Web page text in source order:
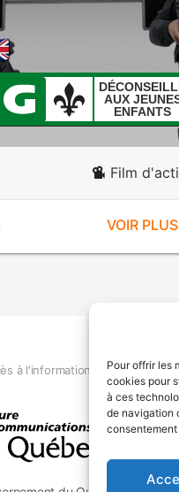
Pour offrir les
cookies pour
à ces
de navigation
AUX
ENFANTS
Film
VOIR PLUS
à l'information